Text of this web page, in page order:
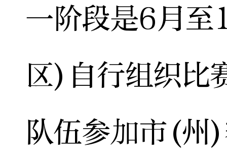
一阶段是6月
区)自行组织比
队伍参加市(州